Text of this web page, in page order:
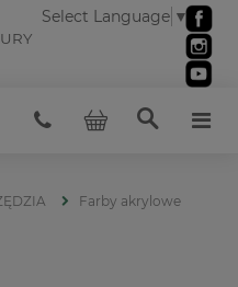
Select Language ▼
Farby akrylowe